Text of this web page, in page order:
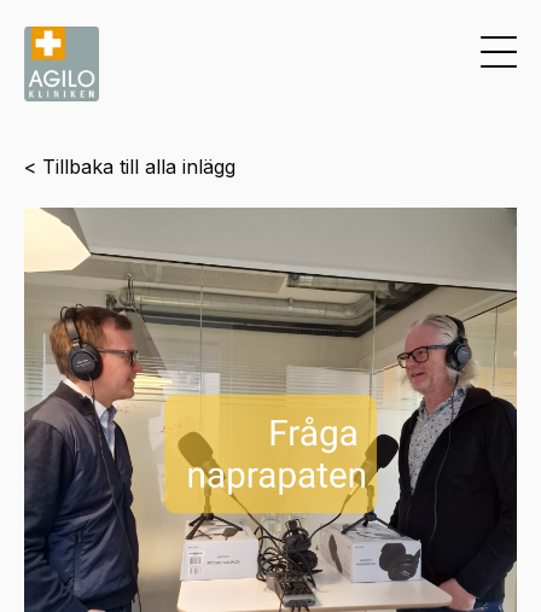
< Tillbaka till alla inlägg